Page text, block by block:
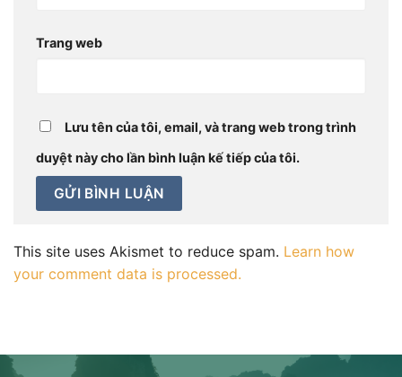
Trang web
Lưu tên của tôi, email, và trang web trong trình
duyệt này cho lần bình luận kế tiếp của tôi.
This site uses Akismet to reduce spam. Learn how
your comment data is processed.